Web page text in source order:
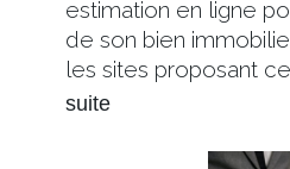
estimation en ligne
de son bien
les sites proposant
suite